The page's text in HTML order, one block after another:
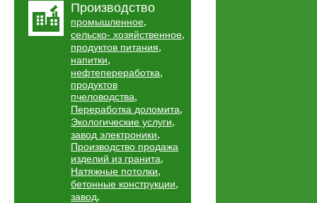
Производство
промышленное,
сельско- хозяйственное,
продуктов питания,
напитки,
нефтепереработка,
продуктов
пчеловодства,
Переработка доломита,
Экологические услуги,
завод электроники,
Производство продажа
изделий из гранита,
Натяжные потолки,
бетонные конструкции,
завод,